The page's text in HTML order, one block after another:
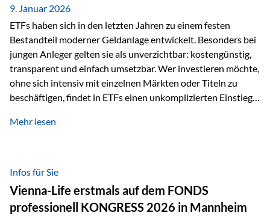
Private Wealth Police positioniert sich mit einer dreistufigen
Sicherheitsarchitektur, die auf mehreren Ebenen ansetzt:
Stufe 1: Versicherer-Ebene • Versicherung mit…
9. Januar 2026
ETFs haben sich in den letzten Jahren zu einem festen
Bestandteil moderner Geldanlage entwickelt. Besonders bei
jungen Anleger gelten sie als unverzichtbar: kostengünstig,
transparent und einfach umsetzbar. Wer investieren möchte,
ohne sich intensiv mit einzelnen Märkten oder Titeln zu
beschäftigen, findet in ETFs einen unkomplizierten Einstieg
werden häufig kritisch betrachtet. Sie gelten als teurer,
Beide Ansätze haben ihre Berechtigung und ihre Stärken
entfalten sie oft gerade in Kombination. ETFs: Effizient, breit
gestreut und klar strukturiert…
Mehr lesen
Infos für Sie
Vienna-Life erstmals auf dem FONDS
professionell KONGRESS 2026 in Mannheim